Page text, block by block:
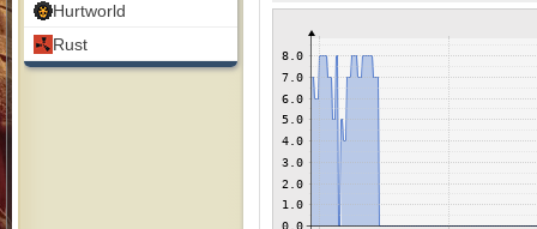
Hurtworld
Rust